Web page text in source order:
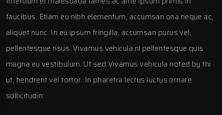
faucibus. Etiam eu nibh elementum, accumsan ona neque ac,
aliquet nunc. In eu ipsum fringilla, accumsan purus vel,
pellentesque risus. Vivamus vehicula nl pellentesque quis
magna eu vestibulum. Ut sed Vivamus vehicula noted by thi
ut, hendrerit vel tortor. In pharetra lectus luctus ornare
sollicitudin.